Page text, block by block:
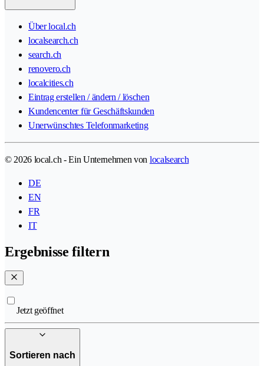
Über local.ch
localsearch.ch
search.ch
renovero.ch
localcities.ch
Eintrag erstellen / ändern / löschen
Kundencenter für Geschäftskunden
Unerwünschtes Telefonmarketing
© 2026 local.ch - Ein Unternehmen von localsearch
DE
EN
FR
IT
Ergebnisse filtern
Jetzt geöffnet
Sortieren nach